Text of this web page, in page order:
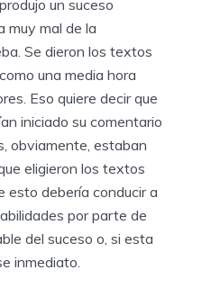
un suceso
muy mal de la
Se dieron los textos
una media hora
Eso quiere decir que
iniciado su comentario
obviamente, estaban
eligieron los textos
esto debería conducir a
por parte de
del suceso o, si esta
inmediato.